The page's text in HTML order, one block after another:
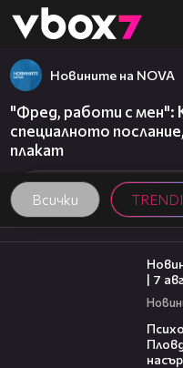
👾
Всички
Новините на NOVA
"Фред, работи с мен":
специалното
плакат
45:26
| 7